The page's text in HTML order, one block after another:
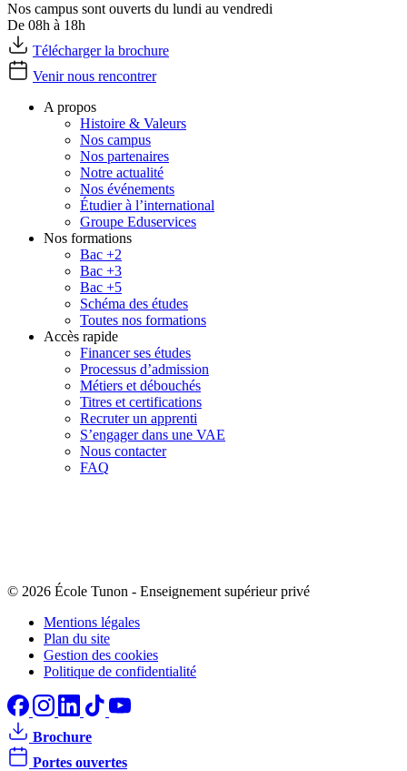
Nos campus sont ouverts du lundi au vendredi
De 08h à 18h
Télécharger la brochure
Venir nous rencontrer
A propos
Histoire & Valeurs
Nos campus
Nos partenaires
Notre actualité
Nos événements
Étudier à l’international
Groupe Eduservices
Nos formations
Bac +2
Bac +3
Bac +5
Schéma des études
Toutes nos formations
Accès rapide
Financer ses études
Processus d’admission
Métiers et débouchés
Titres et certifications
Recruter un apprenti
S’engager dans une VAE
Nous contacter
FAQ
© 2026 École Tunon - Enseignement supérieur privé
Mentions légales
Plan du site
Gestion des cookies
Politique de confidentialité
Brochure
Portes ouvertes